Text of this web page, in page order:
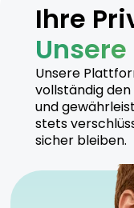
Ihre
Unsere
vollständig
und
stets
sicher bleiben.